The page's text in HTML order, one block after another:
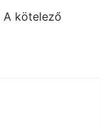
A kötelező